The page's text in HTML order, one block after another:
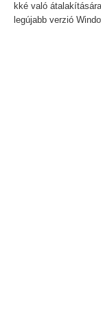
kké való
legújabb verzió